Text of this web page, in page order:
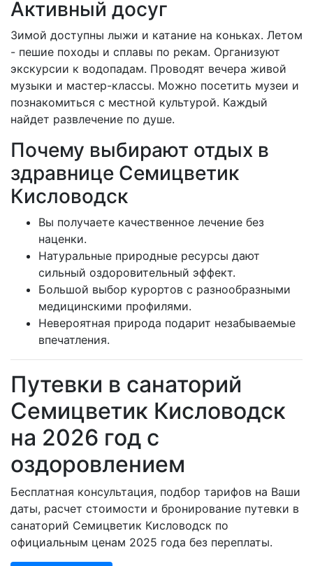
Активный досуг
Зимой доступны лыжи и катание на коньках. Летом
- пешие походы и сплавы по рекам. Организуют
экскурсии к водопадам. Проводят вечера живой
музыки и мастер-классы. Можно посетить музеи и
познакомиться с местной культурой. Каждый
найдет развлечение по душе.
Почему выбирают отдых в
здравнице Семицветик
Кисловодск
Вы получаете качественное лечение без
наценки.
Натуральные природные ресурсы дают
сильный оздоровительный эффект.
Большой выбор курортов с разнообразными
медицинскими профилями.
Невероятная природа подарит незабываемые
впечатления.
Путевки в санаторий
Семицветик Кисловодск
на 2026 год с
оздоровлением
Бесплатная консультация, подбор тарифов на Ваши
даты, расчет стоимости и бронирование путевки в
санаторий Семицветик Кисловодск по
официальным ценам 2025 года без переплаты.